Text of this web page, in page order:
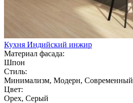
Кухня Индийский инжир
Материал фасада:
Шпон
Стиль:
Минимализм, Модерн, Современный
Цвет:
Орех, Серый